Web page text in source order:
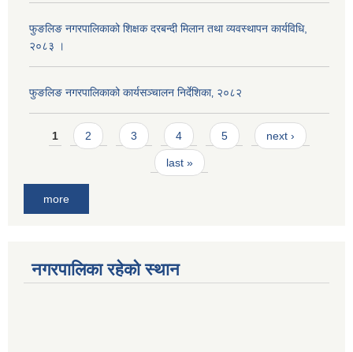
फुङलिङ नगरपालिकाको शिक्षक दरबन्दी मिलान तथा व्यवस्थापन कार्यविधि,
२०८३ ।
फुङलिङ नगरपालिकाको कार्यसञ्चालन निर्देशिका‚ २०८२
Pages
1 2 3 4 5 next ›
last »
more
नगरपालिका रहेको स्थान